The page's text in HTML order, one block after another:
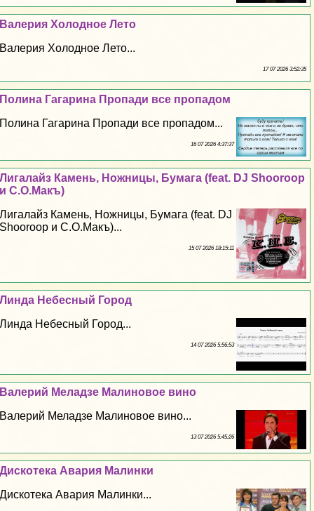
Валерия Холодное Лето
Валерия Холодное Лето...
17 07 2026 3:52:35
Полина Гагарина Пропади все пропадом
Полина Гагарина Пропади все пропадом...
16 07 2026 4:37:37
Лигалайз Камень, Ножницы, Бумага (feat. DJ Shooroop
и С.О.Макъ)
Лигалайз Камень, Ножницы, Бумага (feat. DJ
Shooroop и С.О.Макъ)...
15 07 2026 18:15:11
Линда Небесный Город
Линда Небесный Город...
14 07 2026 5:56:53
Валерий Меладзе Малиновое вино
Валерий Меладзе Малиновое вино...
13 07 2026 5:45:26
Дискотека Авария Малинки
Дискотека Авария Малинки...